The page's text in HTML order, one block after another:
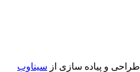
طراحی و پیاده سازی از سیناوب